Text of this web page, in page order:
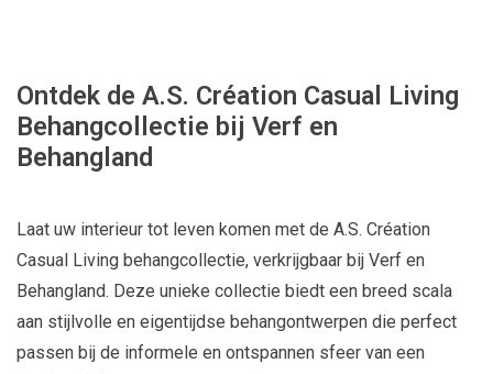
Ontdek de A.S. Création Casual Living
Behangcollectie bij Verf en
Behangland
Laat uw interieur tot leven komen met de A.S. Création
Casual Living behangcollectie, verkrijgbaar bij Verf en
Behangland. Deze unieke collectie biedt een breed scala
aan stijlvolle en eigentijdse behangontwerpen die perfect
passen bij de informele en ontspannen sfeer van een